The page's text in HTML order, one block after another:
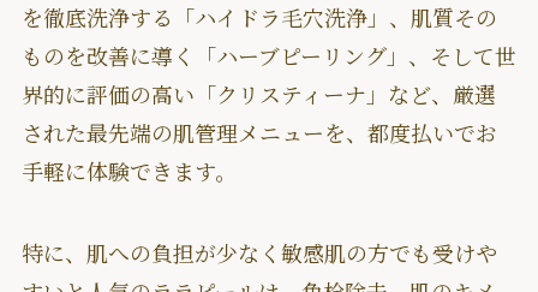
を徹底洗浄する「ハイドラ毛穴洗浄」、肌質その
ものを改善に導く「ハーブピーリング」、そして世
界的に評価の高い「クリスティーナ」など、厳選
された最先端の肌管理メニューを、都度払いでお
手軽に体験できます。
特に、肌への負担が少なく敏感肌の方でも受けや